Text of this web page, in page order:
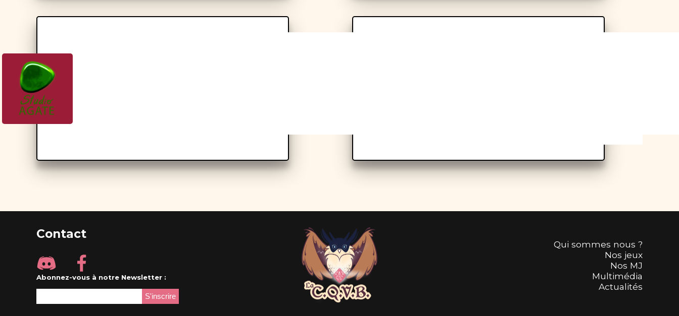
Contact
Abonnez-vous à notre Newsletter :
Qui sommes nous ?
Nos jeux
Nos MJ
Multimédia
Actualités